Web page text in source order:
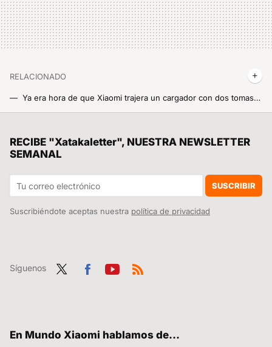
RELACIONADO
Ya era hora de que Xiaomi trajera un cargador con dos tomas USB: hasta 67W de carga rápida y adiós a elegir qué dispositivo cargar primero
La Xiaomi Smart Band 11 ya da sus primeras señales: habrá dos modelos nuevos y alguna sorpresa más
RECIBE "Xatakaletter", NUESTRA NEWSLETTER
SEMANAL
SUSCRIBIR
Suscribiéndote aceptas nuestra política de privacidad
Síguenos
En Mundo Xiaomi hablamos de...